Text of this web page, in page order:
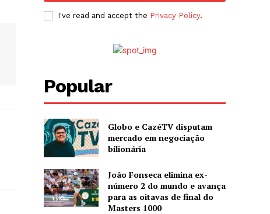
I've read and accept the Privacy Policy.
Popular
Globo e CazéTV disputam
mercado em negociação
bilionária
João Fonseca elimina ex-
número 2 do mundo e avança
para as oitavas de final do
Masters 1000